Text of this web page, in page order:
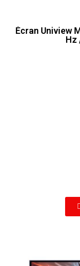
Écran Uniview
Hz